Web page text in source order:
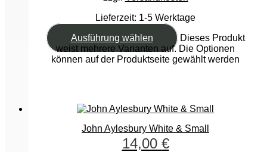
Lieferzeit: 1-5 Werktage
Ausführung wählen
Dieses Produkt
weist mehrere Varianten auf. Die Optionen
können auf der Produktseite gewählt werden
John Aylesbury White & Small
14,00 €